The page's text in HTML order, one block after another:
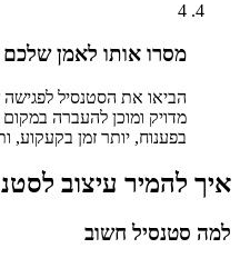
4
מסרו אותו לאמן שלכם
הביאו את הסטנסיל
מדויק ומוכן להעברה
בפענוח, יותר זמן
איך להמיר עיצוב
למה סטנסיל חשוב